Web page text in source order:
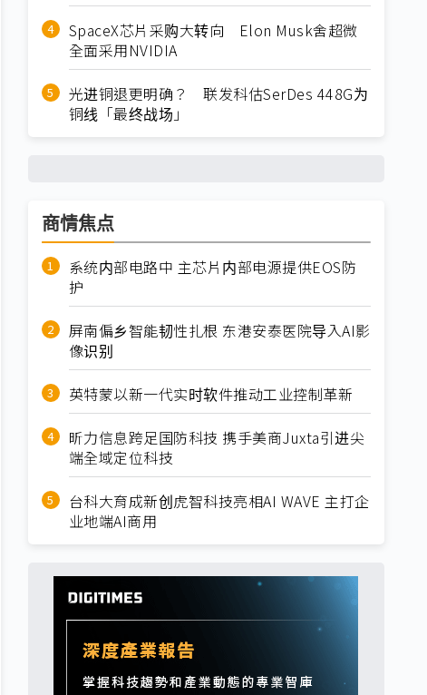
SpaceX芯片采购大转向 Elon Musk舍超微
全面采用NVIDIA
光进铜退更明确？ 联发科估SerDes 448G为
铜线「最终战场」
商情焦点
系统内部电路中 主芯片内部电源提供EOS防
护
屏南偏乡智能韧性扎根 东港安泰医院导入AI影
像识别
英特蒙以新一代实时软件推动工业控制革新
昕力信息跨足国防科技 携手美商Juxta引进尖
端全域定位科技
台科大育成新创虎智科技亮相AI WAVE 主打企
业地端AI商用